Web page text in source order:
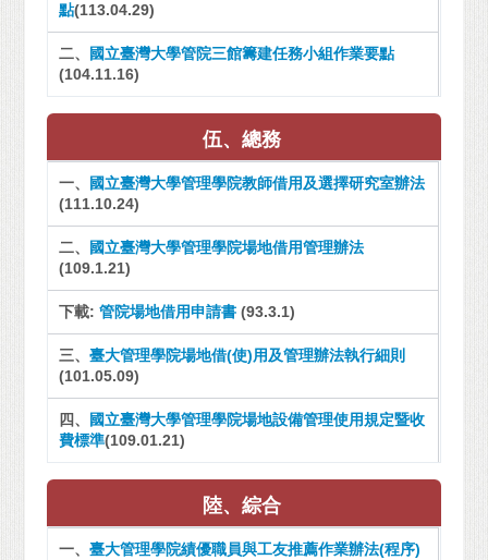
點(113.04.29)
二、 國立臺灣大學管院三館籌建任務小組作業要點
(104.11.16)
伍、總務
一、 國立臺灣大學管理學院教師借用及選擇研究室辦法
(111.10.24)
二、 國立臺灣大學管理學院場地借用管理辦法
(109.1.21)
下載:管院場地借用申請書 (93.3.1)
三、臺大管理學院場地借(使)用及管理辦法執行細則
(101.05.09)
四、 國立臺灣大學管理學院場地設備管理使用規定暨收
費標準(109.01.21)
陸、綜合
一、臺大管理學院績優職員與工友推薦作業辦法(程序)